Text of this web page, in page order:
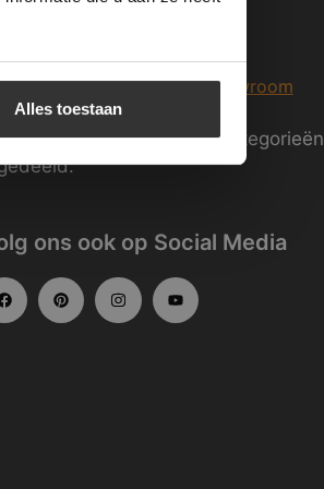
Alles toestaan
informatie overonze showroom
hieronze website in categorieën
ons ook op Social Media